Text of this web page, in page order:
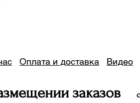
Оплата и доставка Видео
заказов